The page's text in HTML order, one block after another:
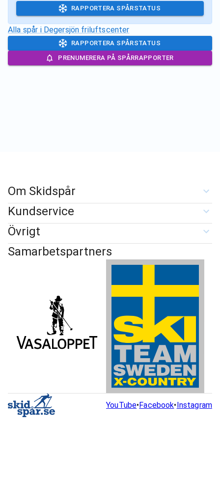
RAPPORTERA SPÅRSTATUS
Alla spår i Degersjön friluftscenter
RAPPORTERA SPÅRSTATUS
PRENUMERERA PÅ SPÅRRAPPORTER
Om Skidspår
Kundservice
Övrigt
Samarbetspartners
YouTube•Facebook•Instagram